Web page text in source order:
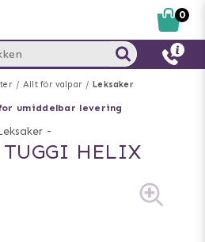
Allt för valpar Leksaker
umiddelbar levering
-
HELIX
0